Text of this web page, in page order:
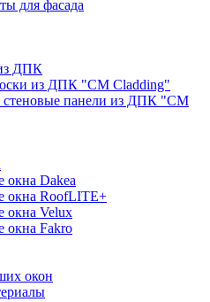
для фасада
ДПК
из ДПК "CM Cladding"
панели из ДПК "CM
окна Dakea
окна RoofLITE+
окна Velux
окна Fakro
окон